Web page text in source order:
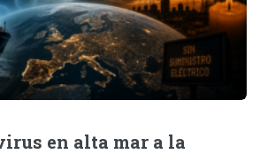
en alta mar a la